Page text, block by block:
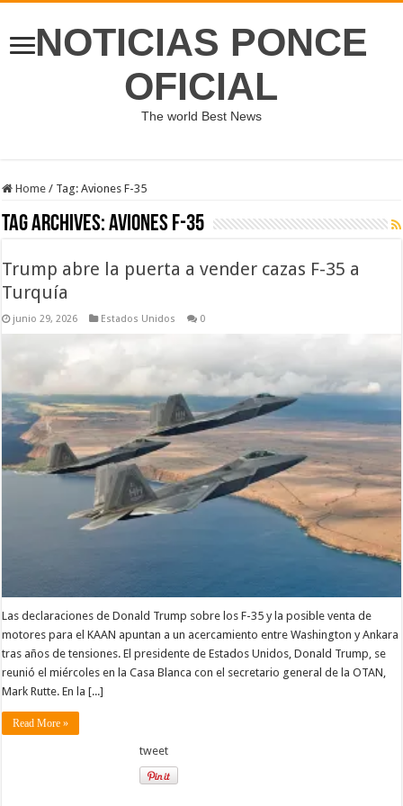
NOTICIAS PONCE
OFICIAL
The world Best News
Home / Tag:Aviones F-35
Tag Archives:Aviones F-35
Trump abre la puerta a vender cazas F-35 a
Turquía
junio 29, 2026 Estados Unidos 0
Las declaraciones de Donald Trump sobre los F-35 y la posible venta de
motores para el KAAN apuntan a un acercamiento entre Washington y Ankara
tras años de tensiones. El presidente de Estados Unidos, Donald Trump, se
reunió el miércoles en la Casa Blanca con el secretario general de la OTAN,
Mark Rutte. En la [...]
Read More »
tweet